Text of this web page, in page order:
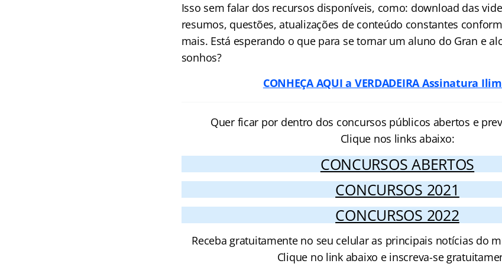
Isso sem falar dos recursos disponíveis, como: download das
resumos, questões, atualizações de conteúdo constantes
mais. Está esperando o que para se tornar um aluno do Gran e
sonhos?
CONHEÇA AQUI a VERDADEIRA Assinatura
Quer ficar por dentro dos concursos públicos abertos e
Clique nos links abaixo:
CONCURSOS ABERTOS
CONCURSOS 2021
CONCURSOS 2022
Receba gratuitamente no seu celular as principais notícias do
Clique no link abaixo e inscreva-se